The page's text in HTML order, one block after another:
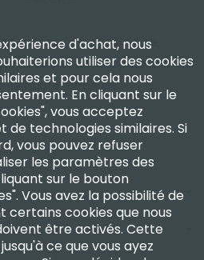
de la fourniture,
et de la réparation
de haute précision.
d'achat, nous
utiliser des cookies
et pour cela nous
En cliquant sur le
vous acceptez
de technologies similaires. Si
vous pouvez refuser
les paramètres des
sur le bouton
Vous avez la possibilité de
certains cookies que nous
être activés. Cette
ce que vous ayez